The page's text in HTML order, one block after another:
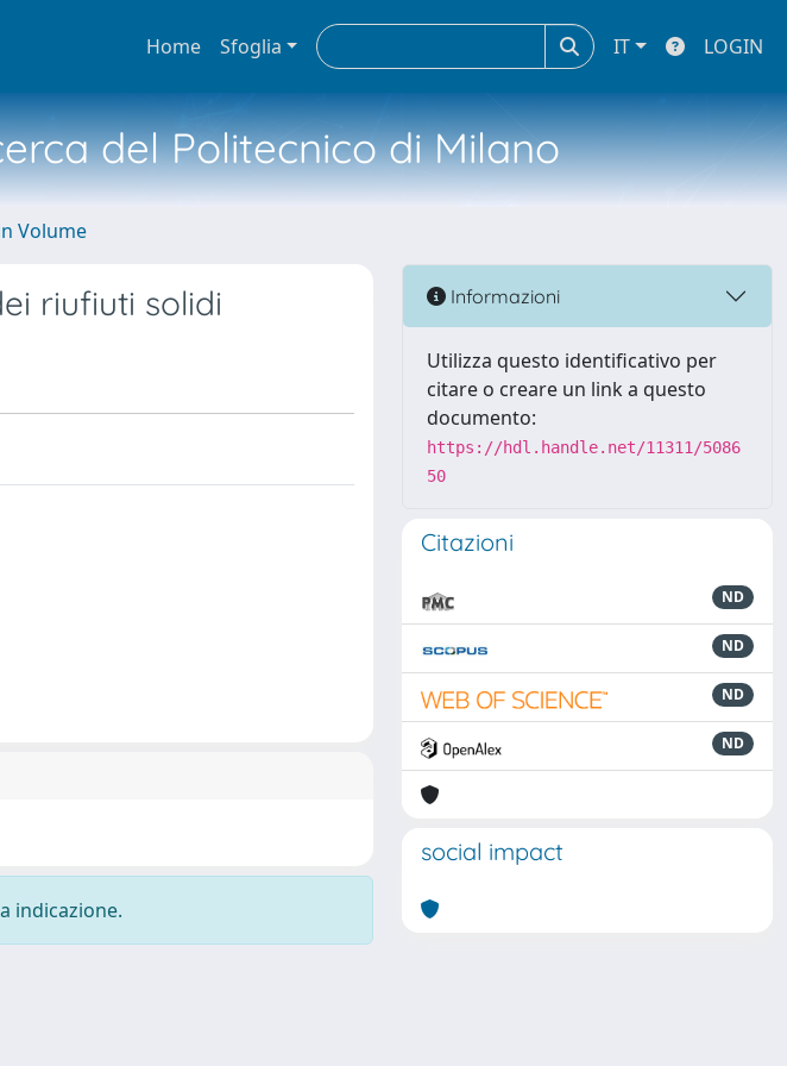
Home Sfoglia IT LOGIN
del Politecnico di Milano
Volume
riufiuti solidi
indicazione.
Informazioni
Utilizza questo identificativo per
citare o creare un link a questo
documento:
https://hdl.handle.net/11311/5086
50
Citazioni
ND
ND
ND
ND
social impact